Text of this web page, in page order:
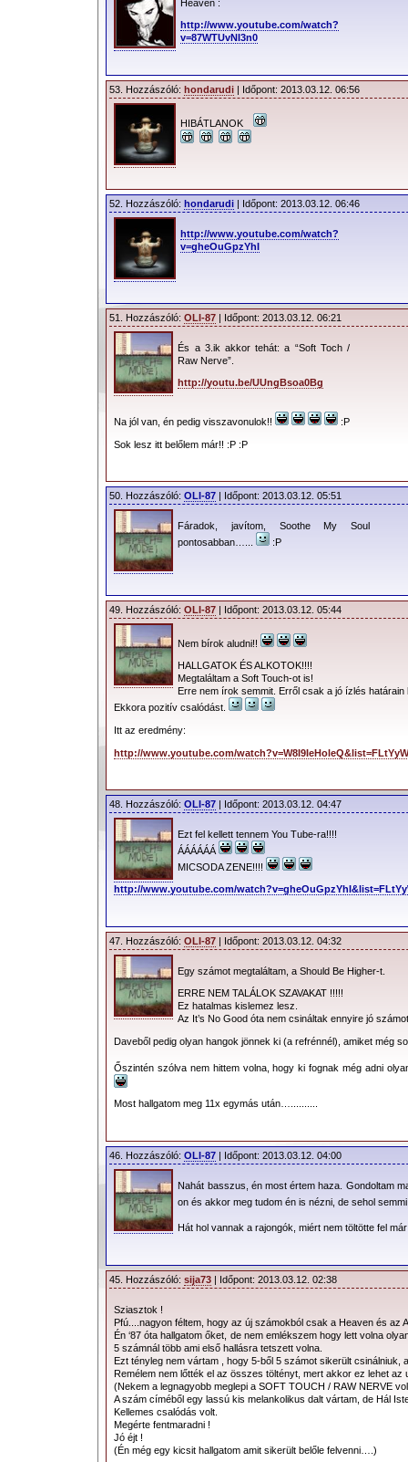
Heaven :
http://www.youtube.com/watch?
v=87WTUvNI3n0
53. Hozzászóló: hondarudi | Időpont: 2013.03.12. 06:56
HIBÁTLANOK
52. Hozzászóló: hondarudi | Időpont: 2013.03.12. 06:46
http://www.youtube.com/watch?
v=gheOuGpzYhI
51. Hozzászóló: OLI-87 | Időpont: 2013.03.12. 06:21
És a 3.ik akkor tehát: a “Soft Toch /
Raw Nerve”.
http://youtu.be/UUngBsoa0Bg
Na jól van, én pedig visszavonulok!! :P
Sok lesz itt belőlem már!! :P :P
50. Hozzászóló: OLI-87 | Időpont: 2013.03.12. 05:51
Fáradok, javítom, Soothe My Soul
pontosabban…...
:P
49. Hozzászóló: OLI-87 | Időpont: 2013.03.12. 05:44
Nem bírok aludni!!
HALLGATOK ÉS ALKOTOK!!!!
Megtaláltam a Soft Touch-ot is!
Erre nem írok semmit. Erről csak a jó ízlés határain
Ekkora pozitív csalódást.
Itt az eredmény:
http://www.youtube.com/
48. Hozzászóló: OLI-87 | Időpont: 2013.03.12. 04:47
Ezt fel kellett tennem You Tube-ra!!!!
ÁÁÁÁÁÁ
MICSODA ZENE!!!!
http://www.youtube.com/
47. Hozzászóló: OLI-87 | Időpont: 2013.03.12. 04:32
Egy számot megtaláltam, a Should Be Higher-t.
ERRE NEM TALÁLOK SZAVAKAT !!!!!
Ez hatalmas kislemez lesz.
Az It’s No Good óta nem csináltak ennyire jó
Daveből pedig olyan hangok jönnek ki (a refrénnél), amiket még
Őszintén szólva nem hittem volna, hogy ki fognak még adni
Most hallgatom meg 11x egymás után…..........
46. Hozzászóló: OLI-87 | Időpont: 2013.03.12. 04:00
Nahát basszus, én most értem haza. Gondoltam
on és akkor meg tudom én is nézni, de sehol
Hát hol vannak a rajongók, miért nem töltötte fel
45. Hozzászóló: sija73 | Időpont: 2013.03.12. 02:38
Sziasztok !
Pfú....nagyon féltem, hogy az új számokból csak a Heaven és az
Én ‘87 óta hallgatom őket, de nem emlékszem hogy lett volna
5 számnál több ami első hallásra tetszett volna.
Ezt tényleg nem vártam , hogy 5-ből 5 számot sikerült csinálniuk,
Remélem nem lőtték el az összes töltényt, mert akkor ez lehet az
(Nekem a legnagyobb meglepi a SOFT TOUCH / RAW NERVE
A szám címéből egy lassú kis melankolikus dalt vártam, de Hál
Kellemes csalódás volt.
Megérte fentmaradni !
Jó éjt !
(Én még egy kicsit hallgatom amit sikerült belőle felvenni….)